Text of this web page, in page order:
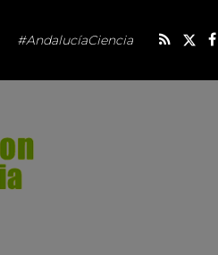
#AndalucíaCiencia